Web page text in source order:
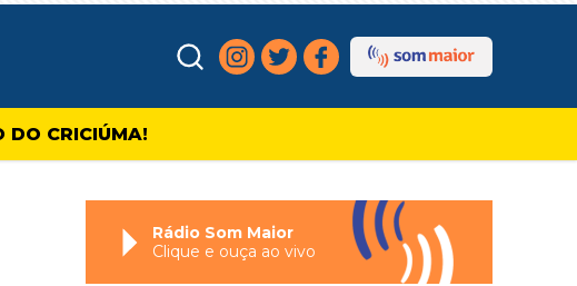
DO CRICIÚMA!
Rádio Som Maior
Clique e ouça ao vivo